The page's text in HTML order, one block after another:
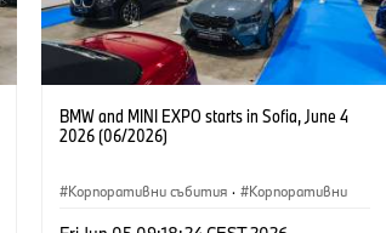
BMW and MINI EXPO starts in Sofia, June 4
2026 (06/2026)
Корпоративни събития · Корпоративни